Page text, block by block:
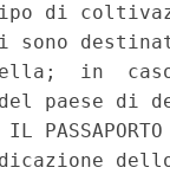
di
in
paese di
IL